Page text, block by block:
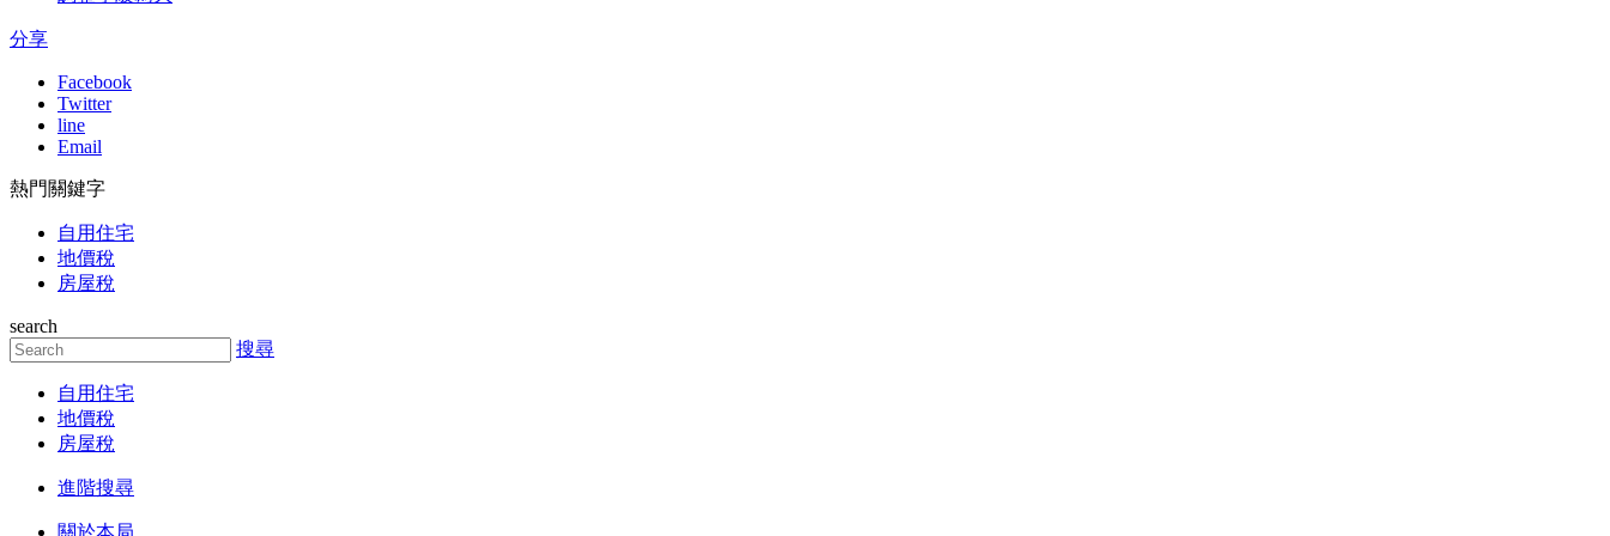
分享
Facebook
Twitter
line
Email
熱門關鍵字
自用住宅
地價稅
房屋稅
search
搜尋
自用住宅
地價稅
房屋稅
進階搜尋
關於本局